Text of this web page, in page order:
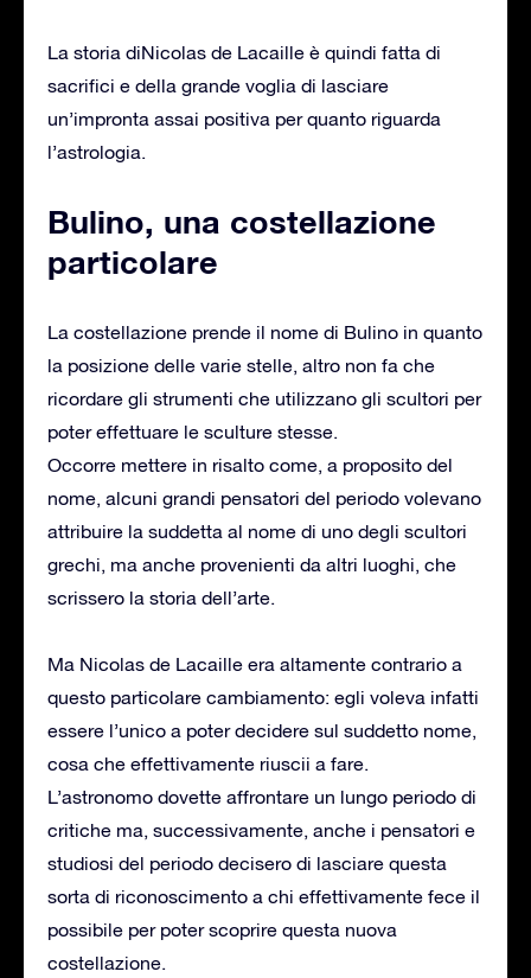
La storia diNicolas de Lacaille è quindi fatta di
sacrifici e della grande voglia di lasciare
un’impronta assai positiva per quanto riguarda
l’astrologia.
Bulino, una costellazione
particolare
La costellazione prende il nome di Bulino in quanto
la posizione delle varie stelle, altro non fa che
ricordare gli strumenti che utilizzano gli scultori per
poter effettuare le sculture stesse.
Occorre mettere in risalto come, a proposito del
nome, alcuni grandi pensatori del periodo volevano
attribuire la suddetta al nome di uno degli scultori
grechi, ma anche provenienti da altri luoghi, che
scrissero la storia dell’arte.
Ma Nicolas de Lacaille era altamente contrario a
questo particolare cambiamento: egli voleva infatti
essere l’unico a poter decidere sul suddetto nome,
cosa che effettivamente riuscii a fare.
L’astronomo dovette affrontare un lungo periodo di
critiche ma, successivamente, anche i pensatori e
studiosi del periodo decisero di lasciare questa
sorta di riconoscimento a chi effettivamente fece il
possibile per poter scoprire questa nuova
costellazione.